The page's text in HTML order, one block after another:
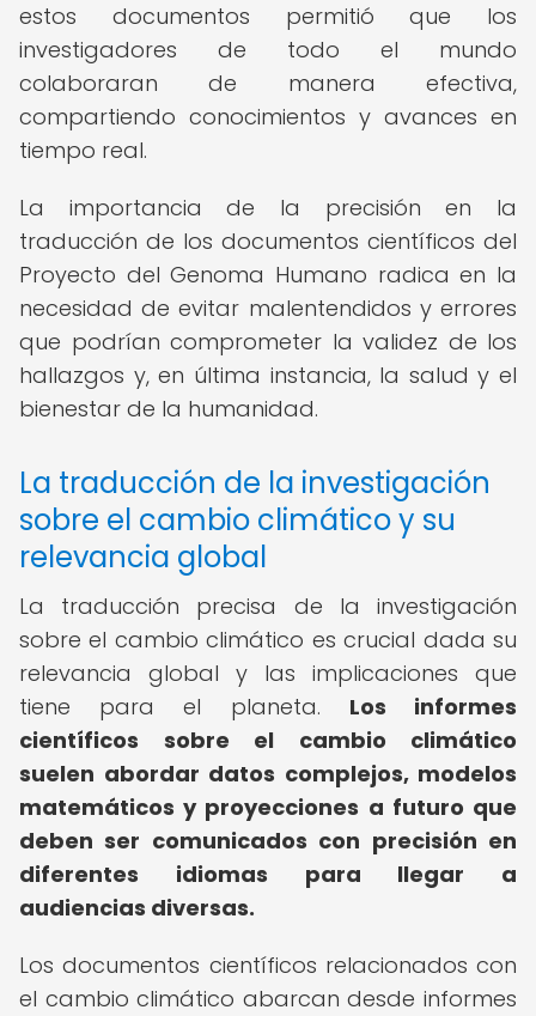
estos documentos permitió que los
investigadores de todo el mundo
colaboraran de manera efectiva,
compartiendo conocimientos y avances en
tiempo real.
La importancia de la precisión en la
traducción de los documentos científicos del
Proyecto del Genoma Humano radica en la
necesidad de evitar malentendidos y errores
que podrían comprometer la validez de los
hallazgos y, en última instancia, la salud y el
bienestar de la humanidad.
La traducción de la investigación
sobre el cambio climático y su
relevancia global
La traducción precisa de la investigación
sobre el cambio climático es crucial dada su
relevancia global y las implicaciones que
tiene para el planeta. Los informes
científicos sobre el cambio climático
suelen abordar datos complejos, modelos
matemáticos y proyecciones a futuro que
deben ser comunicados con precisión en
diferentes idiomas para llegar a
audiencias diversas.
Los documentos científicos relacionados con
el cambio climático abarcan desde informes